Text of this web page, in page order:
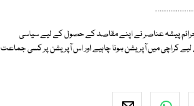
پیشہ عناصر نے اپنے مقاصد کے حصول کے لیے سیاسی
کراچی میں آپریشن ہونا چاہیے اور اس آپریشن پر کسی جماعت